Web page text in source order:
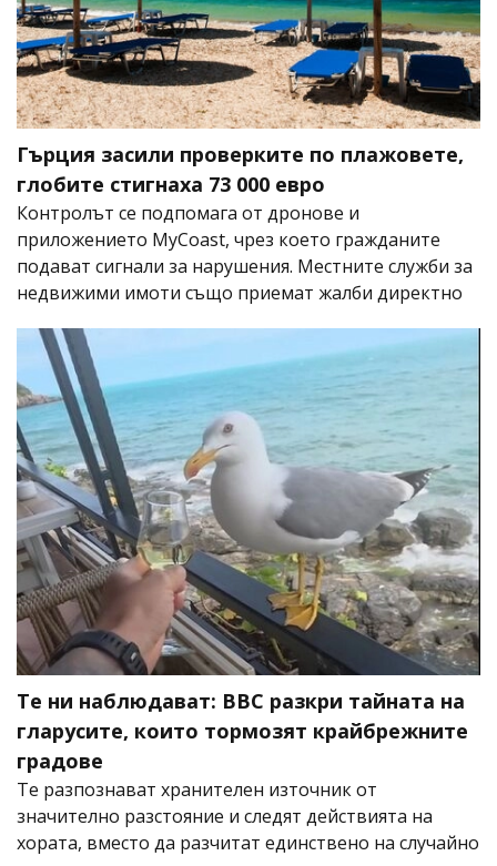
Гърция засили проверките по плажовете,
глобите стигнаха 73 000 евро
Контролът се подпомага от дронове и
приложението MyCoast, чрез което гражданите
подават сигнали за нарушения. Местните служби за
недвижими имоти също приемат жалби директно
Те ни наблюдават: BBC разкри тайната на
гларусите, които тормозят крайбрежните
градове
Те разпознават хранителен източник от
значително разстояние и следят действията на
хората, вместо да разчитат единствено на случайно